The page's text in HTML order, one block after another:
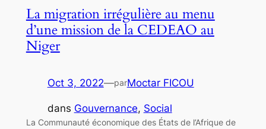
La migration irrégulière au menu
d’une mission de la CEDEAO au
Niger
Oct 3, 2022—parMoctar FICOU
dans Gouvernance, Social
La Communauté économique des États de l’Afrique de